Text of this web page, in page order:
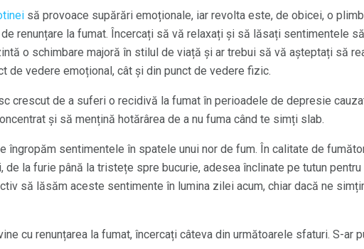
să provoace supărări emoționale, iar revolta este, de obicei, o
renunțare la fumat. Încercați să vă relaxați și să lăsați sentimentele
o schimbare majoră în stilul de viață și ar trebui să vă așteptați să
de vedere emoțional, cât și din punct de vedere fizic.
crescut de a suferi o recidivă la fumat în perioadele de depresie
și să mențină hotărârea de a nu fuma când te simți slab.
îngropăm sentimentele în spatele unui nor de fum. În calitate de
la furie până la tristețe spre bucurie, adesea înclinate pe tutun
să lăsăm aceste sentimente în lumina zilei acum, chiar dacă ne
cu renunțarea la fumat, încercați câteva din următoarele sfaturi. S-ar